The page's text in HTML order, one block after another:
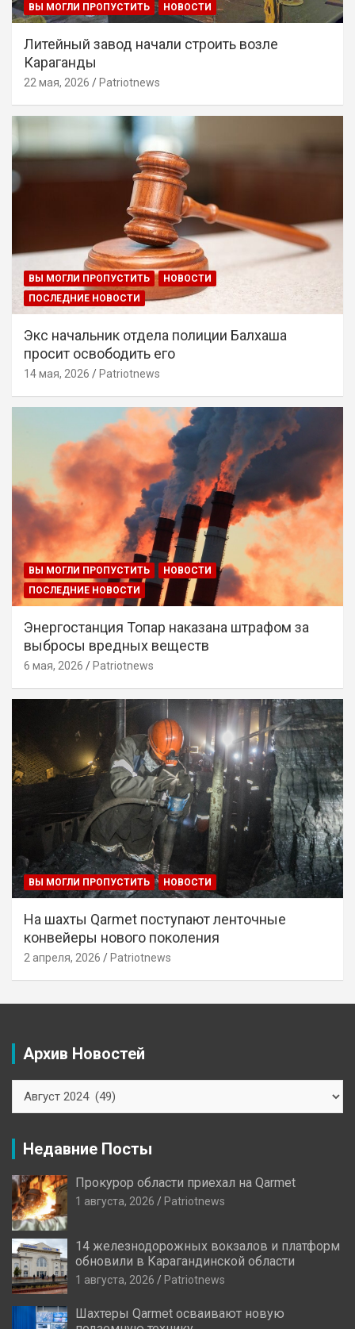
ВЫ МОГЛИ ПРОПУСТИТЬ НОВОСТИ
Литейный завод начали строить возле
Караганды
22 мая, 2026 Patriotnews
ВЫ МОГЛИ ПРОПУСТИТЬ
НОВОСТИ
ПОСЛЕДНИЕ НОВОСТИ
Экс начальник отдела полиции Балхаша
просит освободить его
14 мая, 2026 Patriotnews
ВЫ МОГЛИ ПРОПУСТИТЬ
НОВОСТИ
ПОСЛЕДНИЕ НОВОСТИ
Энергостанция Топар наказана штрафом за
выбросы вредных веществ
6 мая, 2026 Patriotnews
ВЫ МОГЛИ ПРОПУСТИТЬ НОВОСТИ
На шахты Qarmet поступают ленточные
конвейеры нового поколения
2 апреля, 2026 Patriotnews
Архив Новостей
Новостей
Недавние Посты
Прокурор области приехал на Qarmet
1 августа, 2026 Patriotnews
14 железнодорожных вокзалов и платформ
обновили в Карагандинской области
1 августа, 2026 Patriotnews
Шахтеры Qarmet осваивают новую